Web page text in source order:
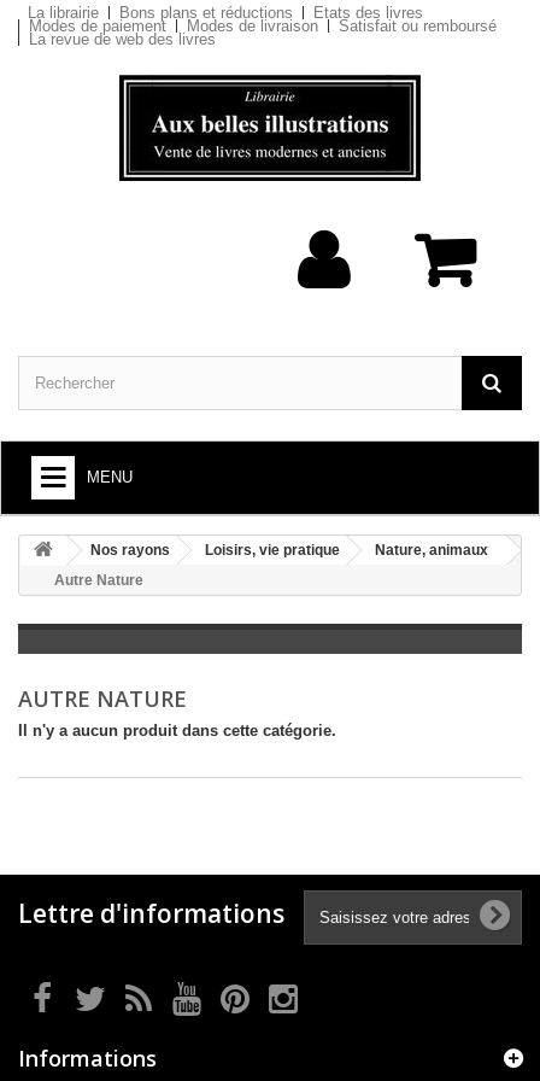
La librairie Bons plans et réductions Etats des livres
Modes de paiement Modes de livraison Satisfait ou remboursé
La revue de web des livres
MENU
+
ARTS ET SOCIÉTÉ
+
LITTÉRATURE
LOISIRS, VIE PRATIQUE
+
SCOLAIRE ET DICTIONNAIRE
Nos rayons Loisirs, vie pratique
Nature, animaux
Autre Nature
AUTRE NATURE
Il n'y a aucun produit dans cette catégorie.
Lettre d'informations
Informations